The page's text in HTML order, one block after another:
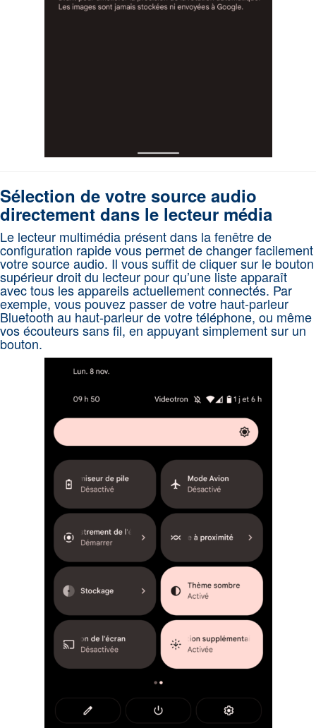
Sélection de votre source audio
directement dans le lecteur média
Le lecteur multimédia présent dans la fenêtre de
configuration rapide vous permet de changer facilement
votre source audio. Il vous suffit de cliquer sur le bouton
supérieur droit du lecteur pour qu’une liste apparaît
avec tous les appareils actuellement connectés. Par
exemple, vous pouvez passer de votre haut-parleur
Bluetooth au haut-parleur de votre téléphone, ou même
vos écouteurs sans fil, en appuyant simplement sur un
bouton.